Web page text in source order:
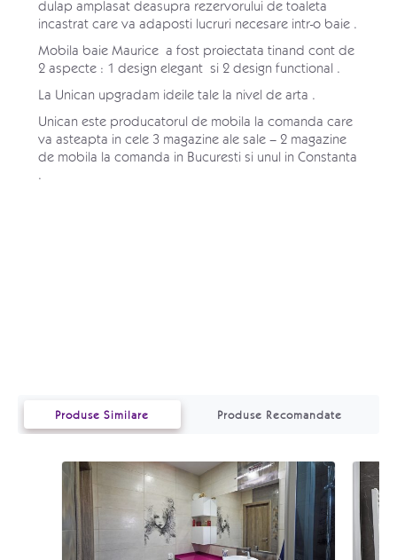
dulap amplasat deasupra rezervorului de toaleta
incastrat care va adaposti lucruri necesare intr-o baie .
Mobila baie Maurice a fost proiectata tinand cont de
2 aspecte : 1 design elegant si 2 design functional .
La Unican upgradam ideile tale la nivel de arta .
Unican este producatorul de mobila la comanda care
va asteapta in cele 3 magazineale sale – 2 magazine
de mobila la comanda in Bucuresti si unul in Constanta
.
Produse Similare Produse Recomandate